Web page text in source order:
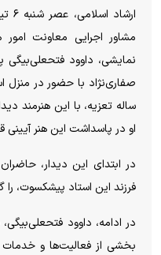
مشاور اجرایی معاونت امور
نمایشی، داوود
ساله تعزیه، با این هنرمند
او در پاسداشت این هنر آیینی
در ابتدای این دیدار،
فرزند این استاد پیشکسوت، را
در ادامه، داوود
بخشی از فعالیت‌ها و خدمات